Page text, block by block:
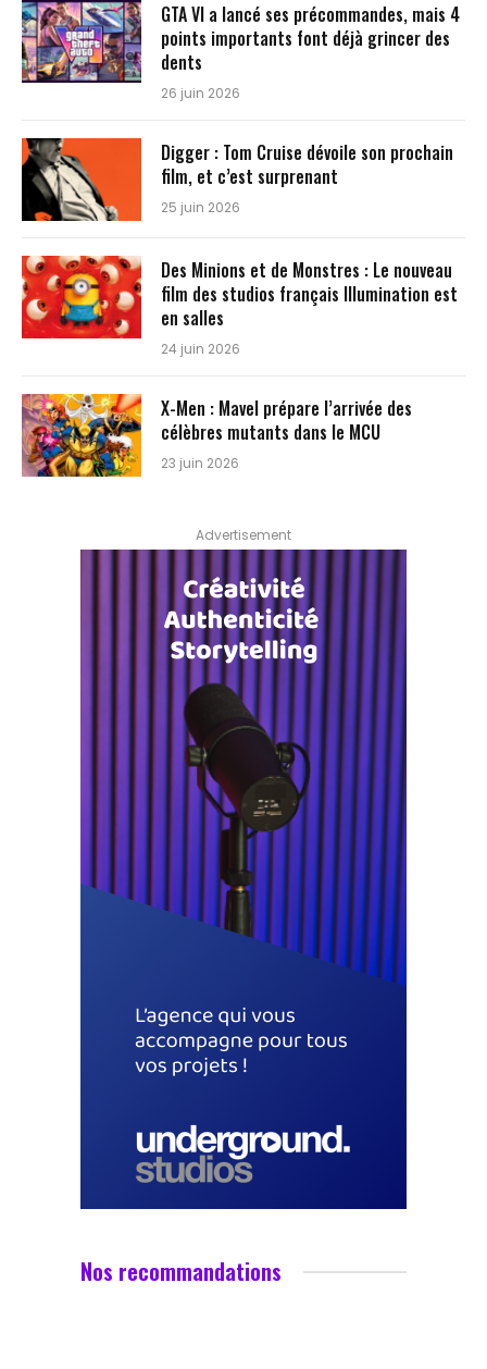
GTA VI a lancé ses précommandes, mais 4
points importants font déjà grincer des
dents
26 juin 2026
Digger : Tom Cruise dévoile son prochain
film, et c’est surprenant
25 juin 2026
Des Minions et de Monstres : Le nouveau
film des studios français Illumination est
en salles
24 juin 2026
X-Men : Mavel prépare l’arrivée des
célèbres mutants dans le MCU
23 juin 2026
Advertisement
Nos recommandations